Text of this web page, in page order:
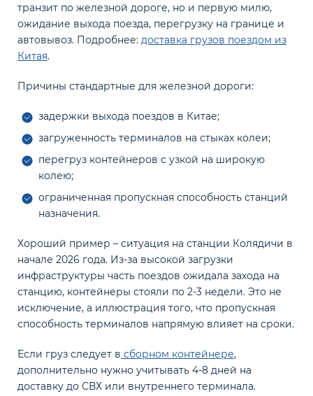
транзит по железной дороге, но и первую милю,
ожидание выхода поезда, перегрузку на границе и
автовывоз. Подробнее: доставка грузов поездом из
Китая.
Причины стандартные для железной дороги:
задержки выхода поездов в Китае;
загруженность терминалов на стыках колеи;
перегруз контейнеров с узкой на широкую
колею;
ограниченная пропускная способность станций
назначения.
Хороший пример – ситуация на станции Колядичи в
начале 2026 года. Из-за высокой загрузки
инфраструктуры часть поездов ожидала захода на
станцию, контейнеры стояли по 2-3 недели. Это не
исключение, а иллюстрация того, что пропускная
способность терминалов напрямую влияет на сроки.
Если груз следует в сборном контейнере,
дополнительно нужно учитывать 4-8 дней на
доставку до СВХ или внутреннего терминала.